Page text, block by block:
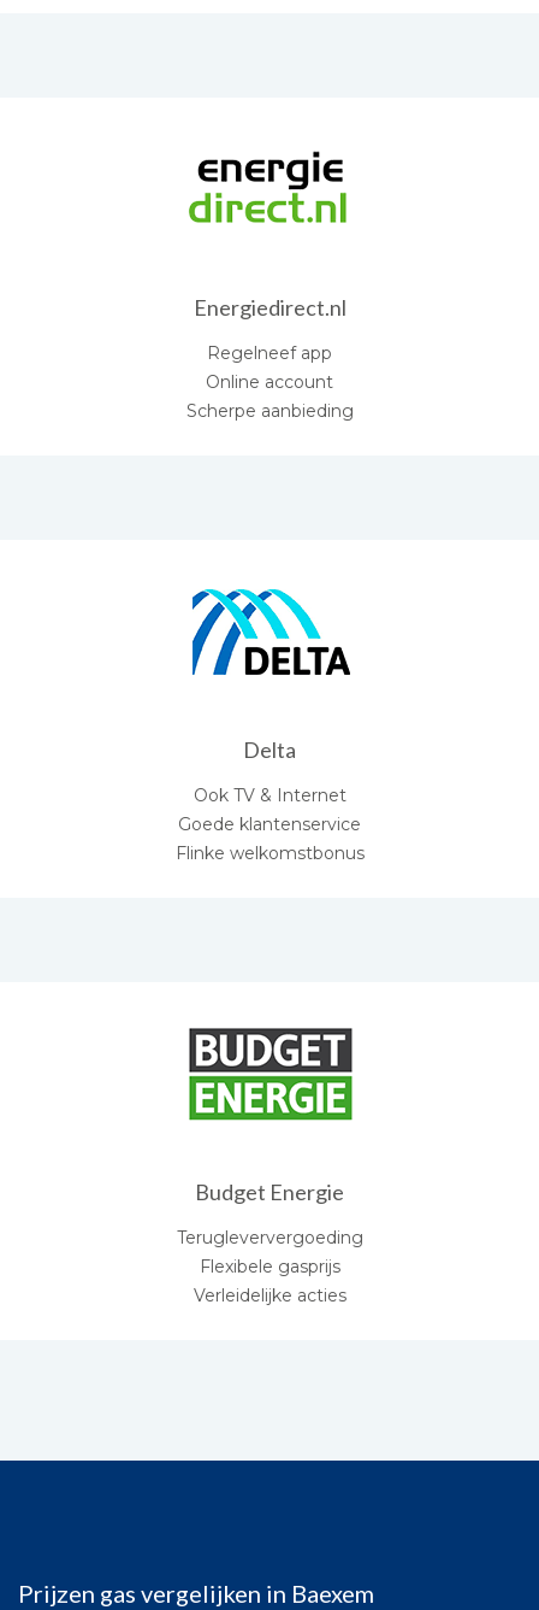
Energiedirect.nl
Regelneef app
Online account
Scherpe aanbieding
Delta
Ook TV & Internet
Goede klantenservice
Flinke welkomstbonus
Budget Energie
Terugleververgoeding
Flexibele gasprijs
Verleidelijke acties
Prijzen gas vergelijken in Baexem